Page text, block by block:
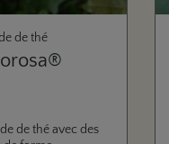
de thé
de thé avec des